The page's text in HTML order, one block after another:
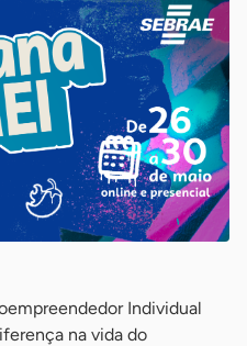
Individual
na vida do